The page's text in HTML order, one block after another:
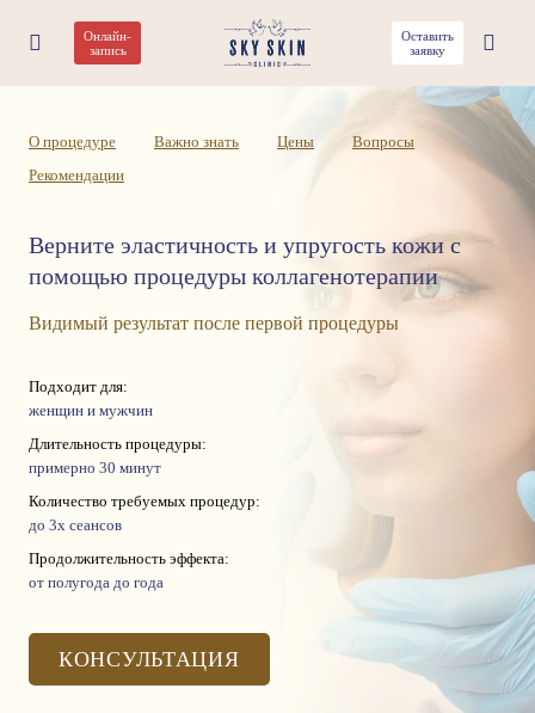
Онлайн-
запись
Оставить
заявку
Коллагеновое омоложение
О процедуре Важно знать Цены
Вопросы
Рекомендации
Верните эластичность и упругость кожи с
помощью процедуры коллагенотерапии
Видимый результат после первой процедуры
Подходит для:
женщин и мужчин
Длительность процедуры:
примерно 30 минут
Количество требуемых процедур:
до 3х сеансов
Продолжительность эффекта:
от полугода до года
КОНСУЛЬТАЦИЯ